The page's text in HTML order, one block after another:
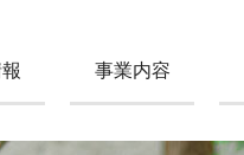
事業内容